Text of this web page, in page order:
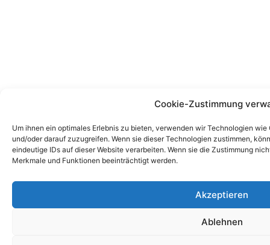
Cookie-Zustimmung
Um ihnen ein optimales Erlebnis zu bieten, verwenden wir Technologien
und/oder darauf zuzugreifen. Wenn sie dieser Technologien zustimmen,
eindeutige IDs auf dieser Website verarbeiten. Wenn sie die Zustimmung
Merkmale und Funktionen beeinträchtigt werden.
Akzeptieren
Ablehnen